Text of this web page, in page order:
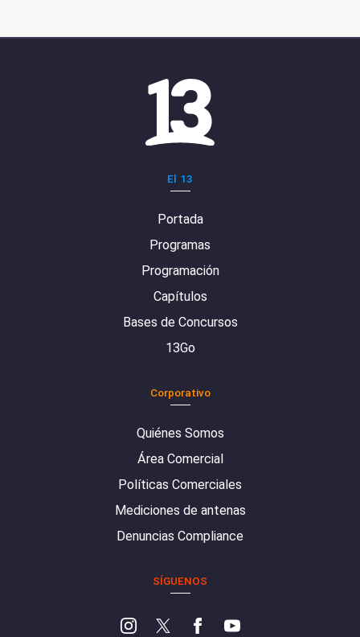
El 13
Portada
Programas
Programación
Capítulos
Bases de Concursos
13Go
Corporativo
Quiénes Somos
Área Comercial
Políticas Comerciales
Mediciones de antenas
Denuncias Compliance
SÍGUENOS